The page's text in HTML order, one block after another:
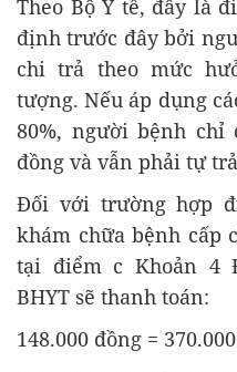
Theo Bộ Y tế, đây là
định trước đây bởi
chi trả theo mức
tượng. Nếu áp dụng
80%, người bệnh chỉ
đồng và vẫn phải tự
Đối với trường hợp
khám chữa bệnh cấp
tại điểm c Khoản 4
BHYT sẽ thanh toán:
148.000 đồng =